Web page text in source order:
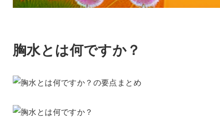
胸水とは何ですか？